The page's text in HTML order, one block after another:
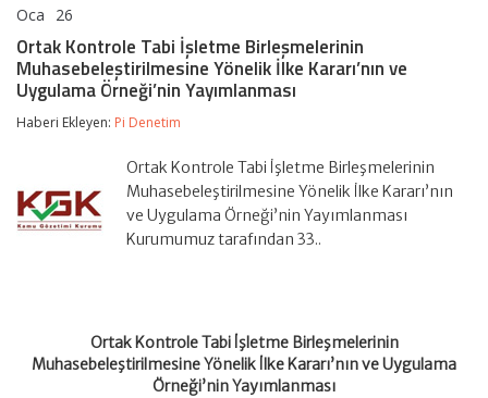
Oca 26
Tabi
İşletme
Birleşmelerinin
Muhasebeleştirilmesine
Yönelik
Kararı’nın
Uygulama
Örneği’nin
Yayımlanması
Ortak Kontrole Tabi İşletme Birleşmelerinin
Muhasebeleştirilmesine Yönelik İlke Kararı’nın ve
Uygulama Örneği’nin Yayımlanması
Haberi Ekleyen: Pi Denetim
Ortak Kontrole Tabi İşletme Birleşmelerinin
Muhasebeleştirilmesine Yönelik İlke Kararı’nın
ve Uygulama Örneği’nin Yayımlanması
Kurumumuz tarafından 33..
Ortak Kontrole Tabi İşletme Birleşmelerinin
Muhasebeleştirilmesine Yönelik İlke Kararı’nın ve Uygulama
Örneği’nin Yayımlanması